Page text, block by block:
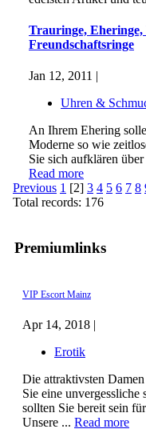
Premiumlinks
VIP Escort Mainz
Apr 14, 2018 |
Erotik
Die attraktivsten
Sie eine
sollten Sie bereit sein
Unsere ... Read more
Trauringe,
Freundschaftsringe
Jan 12, 2011 |
Uhren &
An Ihrem Ehering
Moderne so wie
Sie sich aufklären
Read more
Previous 1 [2] 3 4 5 6 7 8
Total records: 176